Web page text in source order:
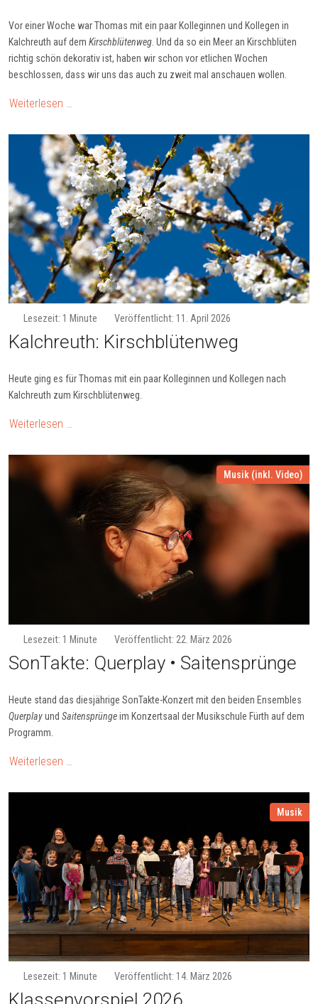
Vor einer Woche war Thomas mit ein paar Kolleginnen und Kollegen in
Kalchreuth auf dem Kirschblütenweg . Und da so ein Meer an Kirschblüten
richtig schön dekorativ ist, haben wir schon vor etlichen Wochen
beschlossen, dass wir uns das auch zu zweit mal anschauen wollen.
Weiterlesen …
Lesezeit: 1 Minute Veröffentlicht: 11. April 2026
Kalchreuth: Kirsch­blü­ten­weg
Heute ging es für Thomas mit ein paar Kolleginnen und Kollegen nach
Kalchreuth zum Kirschblütenweg.
Weiterlesen …
Musik (inkl. Video)
Lesezeit: 1 Minute Veröffentlicht: 22. März 2026
SonTakte: Quer­play • Sai­ten­sprün­ge
Heute stand das diesjährige SonTakte-Konzert mit den beiden Ensembles
Querplayund Saitensprüngeim Konzertsaal der Musikschule Fürth auf dem
Programm.
Weiterlesen …
Musik
Lesezeit: 1 Minute Veröffentlicht: 14. März 2026